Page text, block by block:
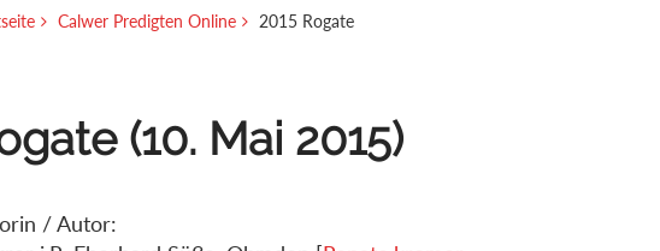
Calwer Predigten Online 2015 Rogate
(10. Mai 2015)
/ Autor: